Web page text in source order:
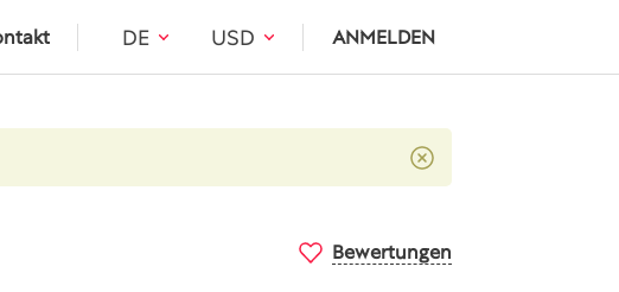
DE USD ANMELDEN
Bewertungen